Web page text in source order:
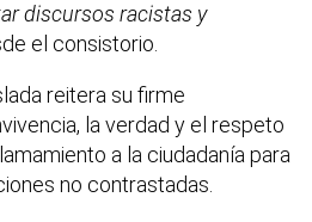
discursos racistas y
el consistorio.
reitera su firme
la verdad y el respeto
a la ciudadanía para
no contrastadas.